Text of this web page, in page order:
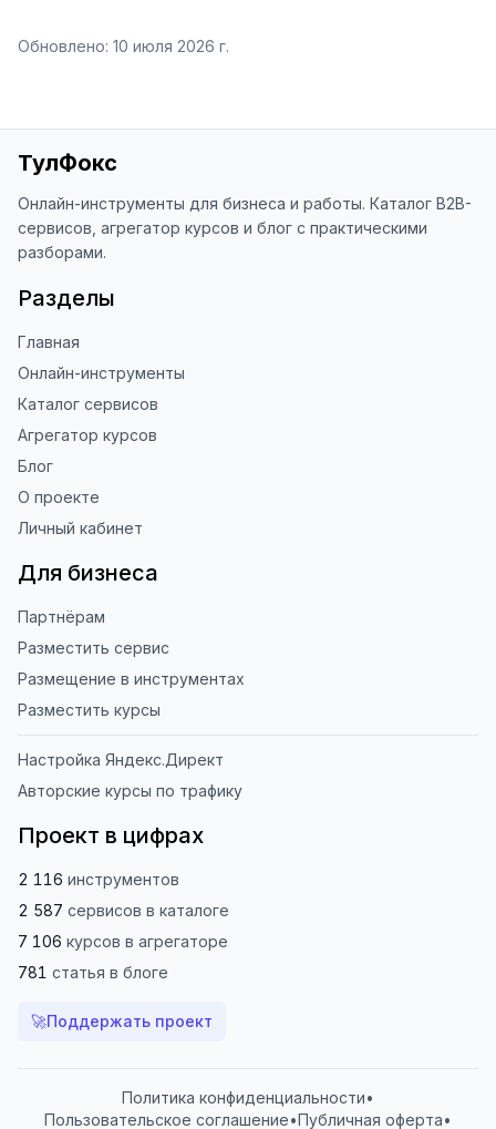
Обновлено: 10 июля 2026 г.
ТулФокс
Онлайн-инструменты для бизнеса и работы. Каталог B2B-
сервисов, агрегатор курсов и блог с практическими
разборами.
Разделы
Главная
Онлайн-инструменты
Каталог сервисов
Агрегатор курсов
Блог
О проекте
Личный кабинет
Для бизнеса
Партнёрам
Разместить сервис
Размещение в инструментах
Разместить курсы
Настройка Яндекс.Директ
Авторские курсы по трафику
Проект в цифрах
2 116 инструментов
2 587 сервисов в каталоге
7 106 курсов в агрегаторе
781 статья в блоге
🚀Поддержать проект
Политика конфиденциальности•
Пользовательское соглашение•Публичная оферта•